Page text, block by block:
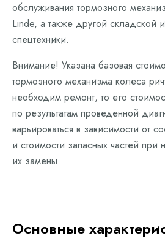
обслуживания тормозного
Linde, а также другой складской
спецтехники.
Внимание! Указана базовая
тормозного механизма колеса
необходим ремонт, то его
по результатам проведенной
варьироваться в зависимости от
и стоимости запасных частей при
их замены.
Основные